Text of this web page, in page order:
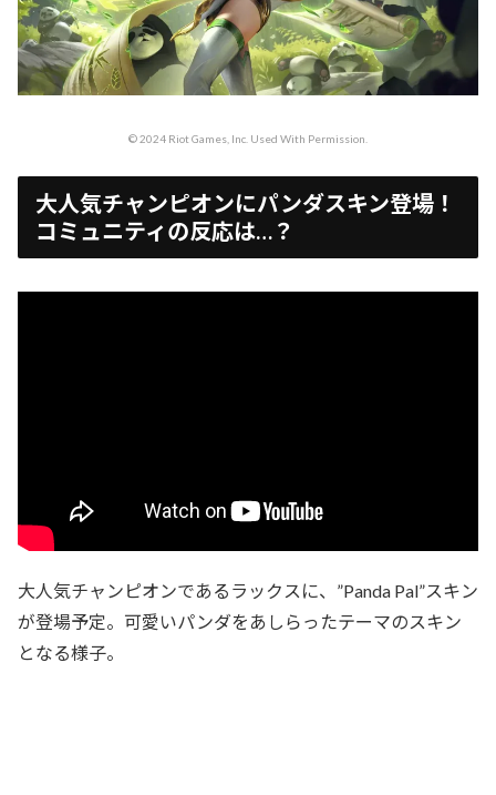
© 2024 Riot Games, Inc. Used With Permission.
大人気チャンピオンにパンダスキン登場！
コミュニティの反応は…？
大人気チャンピオンであるラックスに、”Panda Pal”スキン
が登場予定。可愛いパンダをあしらったテーマのスキン
となる様子。